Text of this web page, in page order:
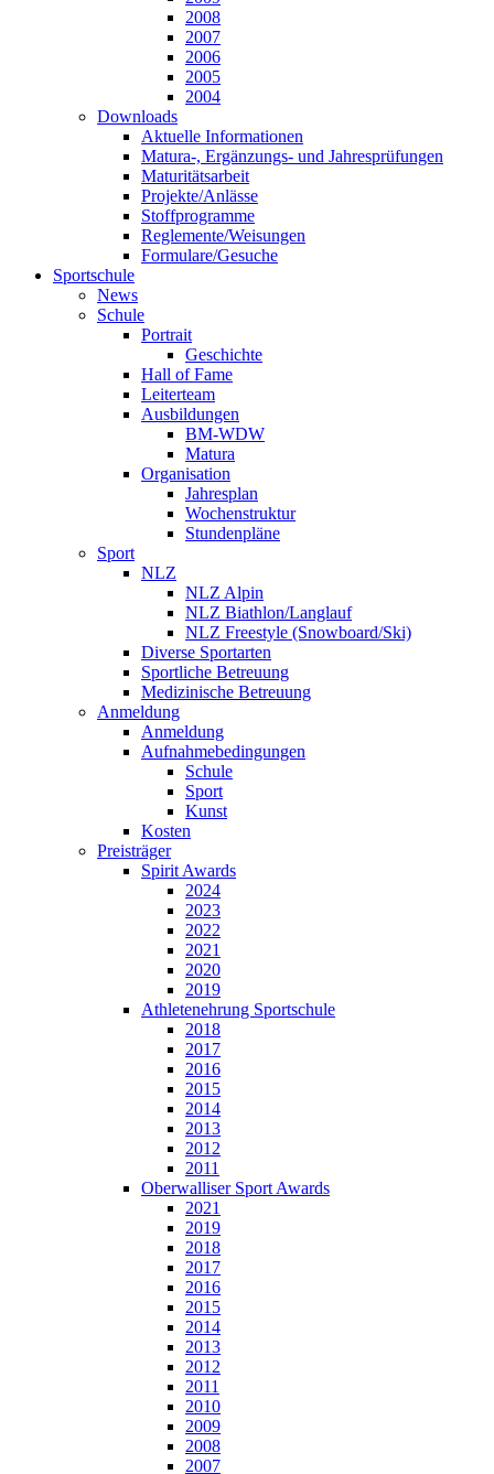
2008
2007
2006
2005
2004
Downloads
Aktuelle Informationen
Matura-, Ergänzungs- und Jahresprüfungen
Maturitätsarbeit
Projekte/Anlässe
Stoffprogramme
Reglemente/Weisungen
Formulare/Gesuche
Sportschule
News
Schule
Portrait
Geschichte
Hall of Fame
Leiterteam
Ausbildungen
BM-WDW
Matura
Organisation
Jahresplan
Wochenstruktur
Stundenpläne
Sport
NLZ
NLZ Alpin
NLZ Biathlon/Langlauf
NLZ Freestyle (Snowboard/Ski)
Diverse Sportarten
Sportliche Betreuung
Medizinische Betreuung
Anmeldung
Anmeldung
Aufnahmebedingungen
Schule
Sport
Kunst
Kosten
Preisträger
Spirit Awards
2024
2023
2022
2021
2020
2019
Athletenehrung Sportschule
2018
2017
2016
2015
2014
2013
2012
2011
Oberwalliser Sport Awards
2021
2019
2018
2017
2016
2015
2014
2013
2012
2011
2010
2009
2008
2007